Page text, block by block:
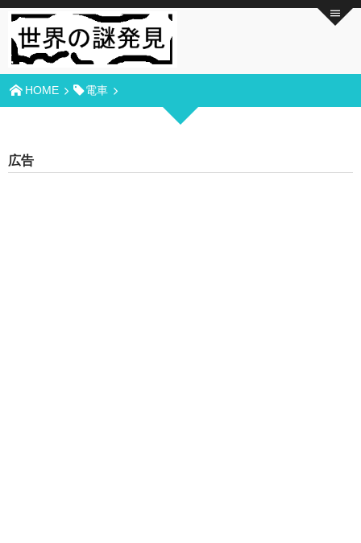
HOME 電車
広告